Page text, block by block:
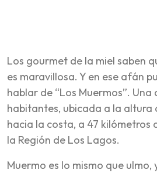
Los gourmet de la miel saben
es maravillosa. Y en ese afán
hablar de “Los Muermos”. Una
habitantes, ubicada a la altura
hacia la costa, a 47 kilómetros
la Región de Los Lagos.
Muermo es lo mismo que ulmo,